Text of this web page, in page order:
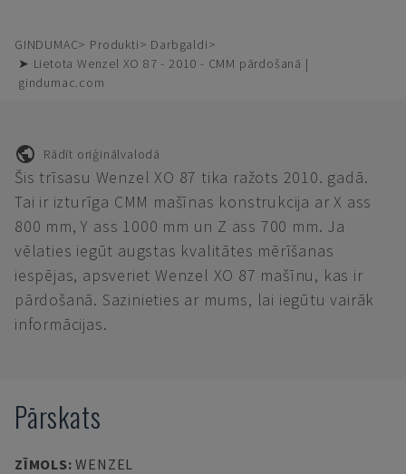
GINDUMAC Produkti
Darbgaldi
➤ Lietota Wenzel XO 87 - 2010 - CMM pārdošanā |
gindumac.com
Rādīt oriģinālvalodā
Šis trīsasu Wenzel XO 87 tika ražots 2010. gadā.
Tai ir izturīga CMM mašīnas konstrukcija ar X ass
800 mm, Y ass 1000 mm un Z ass 700 mm. Ja
vēlaties iegūt augstas kvalitātes mērīšanas
iespējas, apsveriet Wenzel XO 87 mašīnu, kas ir
pārdošanā. Sazinieties ar mums, lai iegūtu vairāk
informācijas.
Pārskats
ZĪMOLS:WENZEL